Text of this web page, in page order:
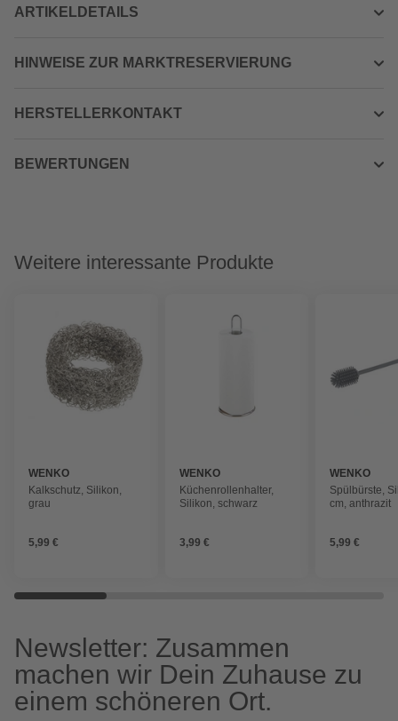
ARTIKELDETAILS
HINWEISE ZUR MARKTRESERVIERUNG
HERSTELLERKONTAKT
BEWERTUNGEN
Weitere interessante Produkte
WENKO
Kalkschutz, Silikon,
grau
5,99 €
WENKO
Küchenrollenhalter,
Silikon, schwarz
3,99 €
WENKO
Spülbürste,
cm, anthrazit
5,99 €
Newsletter: Zusammen
machen wir Dein Zuhause zu
einem schöneren Ort.